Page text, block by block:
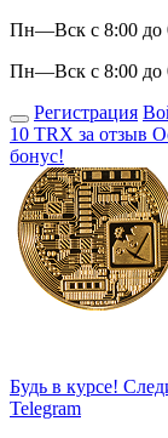
Пн—Вск с 8:00 до
Пн—Вск с 8:00 до
Регистрация
10 TRX за отзыв
бонус!
Будь в курсе!
Telegram